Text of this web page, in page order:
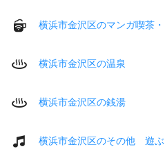
横浜市金沢区のマンガ喫茶
横浜市金沢区の温泉
横浜市金沢区の銭湯
横浜市金沢区のその他 遊ぶ